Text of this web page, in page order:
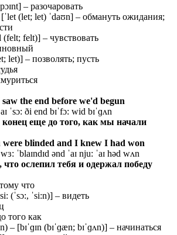
– разочаровать
(let; let) ˈdaʊn] – обмануть ожидания;
felt)] – чувствовать
let)] – позволять; пусть
the end before we'd begun
ˈsɔ: ði end bɪˈfɔ: wid bɪˈɡʌn
конец еще до того, как мы начали
were blinded and I knew I had won
ˈblaɪndɪd ənd ˈaɪ nju: ˈaɪ həd wʌn
ослепил тебя и одержал победу
что
(ˈsɔ:, ˈsi:n)] – видеть
того как
– [bɪˈɡɪn (bɪˈɡæn; bɪˈɡʌn)] – начинаться